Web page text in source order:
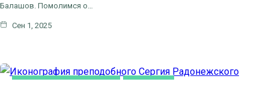
Балашов. Помолимся о…
Сен 1, 2025